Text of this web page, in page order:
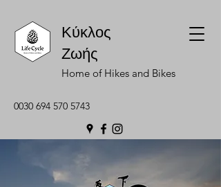
Κύκλος
Ζωής
Home of Hikes and Bikes
0030 694 570 5743